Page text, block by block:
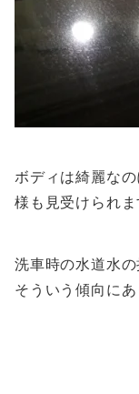
ボディは綺麗な
様も見受けられま
洗車時の水道水
そういう傾向にあ